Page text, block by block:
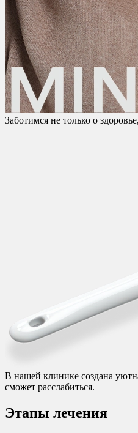
Заботимся не только о
В нашей клинике создана
сможет расслабиться.
Этапы лечения